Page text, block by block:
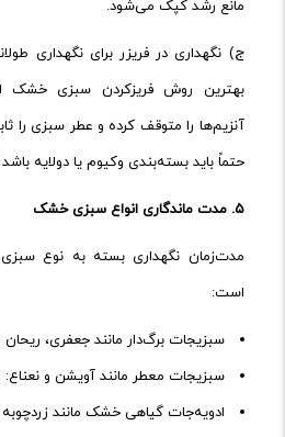
مانع رشد کپک می‌شود.
ج) نگهداری در فریزر برای نگهداری
بهترین روش فریزکردن سبزی خشک
آنزیم‌ها را متوقف کرده و عطر سبزی را
حتماً باید بسته‌بندی وکیوم یا دولایه
۵. مدت ماندگاری انواع سبزی خشک
مدت‌زمان نگهداری بسته به نوع
است:
سبزیجات برگ‌دار مانند جعفری، ریحان و
سبزیجات معطر مانند آویشن و نعناع: ۲ تا ۳ سال
ادویه‌جات گیاهی خشک مانند زردچوبه و پونه: